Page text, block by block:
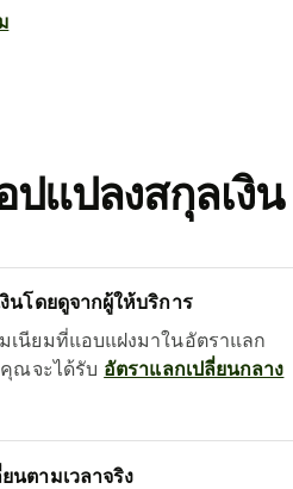
แปลงสกุลเงิน
นโดยดูจากผู้ให้บริการ
เนียมที่แอบแฝงมาในอัตราแลก
คุณจะได้รับ อัตราแลกเปลี่ยนกลาง
นตามเวลาจริง